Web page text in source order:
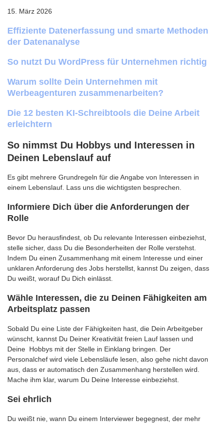
15. März 2026
Effiziente Datenerfassung und smarte Methoden
der Datenanalyse
So nutzt Du WordPress für Unternehmen richtig
Warum sollte Dein Unternehmen mit
Werbeagenturen zusammenarbeiten?
Die 12 besten KI-Schreibtools die Deine Arbeit
erleichtern
So nimmst Du Hobbys und Interessen in
Deinen Lebenslauf auf
Es gibt mehrere Grundregeln für die Angabe von Interessen in
einem Lebenslauf. Lass uns die wichtigsten besprechen.
Informiere Dich über die Anforderungen der
Rolle
Bevor Du herausfindest, ob Du relevante Interessen einbeziehst,
stelle sicher, dass Du die Besonderheiten der Rolle verstehst.
Indem Du einen Zusammenhang mit einem Interesse und einer
unklaren Anforderung des Jobs herstellst, kannst Du zeigen, dass
Du weißt, worauf Du Dich einlässt.
Wähle Interessen, die zu Deinen Fähigkeiten am
Arbeitsplatz passen
Sobald Du eine Liste der Fähigkeiten hast, die Dein Arbeitgeber
wünscht, kannst Du Deiner Kreativität freien Lauf lassen und
Deine Hobbys mit der Stelle in Einklang bringen. Der
Personalchef wird viele Lebensläufe lesen, also gehe nicht davon
aus, dass er automatisch den Zusammenhang herstellen wird.
Mache ihm klar, warum Du Deine Interesse einbeziehst.
Sei ehrlich
Du weißt nie, wann Du einem Interviewer begegnest, der mehr